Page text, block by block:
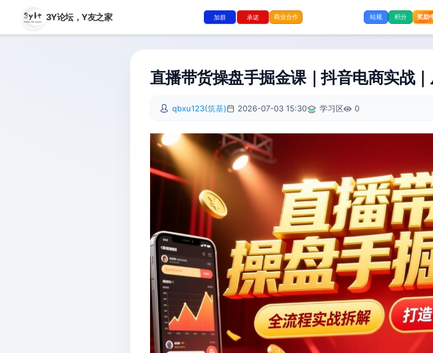
3Y论坛，Y友之家 加群 承诺 商业合作 站规 积分 奖励
直播带货操盘手掘金课｜抖音电商实战
qbxu123(筑基) 2026-07-03 15:30 学习区 0